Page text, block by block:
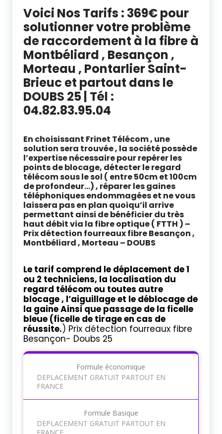
Voici Nos Tarifs : 369€ pour
solutionner votre problème
de raccordement à la fibre à
Montbéliard , Besançon ,
Morteau , Pontarlier Saint-
Brieuc et partout dans le
DOUBS 25 | Tél :
04.82.83.95.04
En choisissant Frinet Télécom , une
solution sera trouvée , la société possède
l’expertise nécessaire pour repérer les
points de blocage, détecter le regard
télécom sous le sol ( entre 50cm et 100cm
de profondeur…) , réparer les gaines
téléphoniques endommagées et ne vous
laissera pas en plan quoiqu’il arrive
permettant ainsi de bénéficier du très
haut débit via la fibre optique ( FTTH ) –
Prix détection fourreaux fibre Besançon ,
Montbéliard , Morteau – DOUBS
Le tarif comprend le déplacement de 1
ou 2 techniciens, la localisation du
regard télécom ou toutes autre
blocage , l’aiguillage et le déblocage de
la gaine Ainsi que passage de la ficelle
bleue (ficelle de tirage en cas de
réussite.) Prix détection fourreaux fibre
Besançon- Doubs 25
Formule économique
DEPLACEMENT GRATUIT PARTOUT EN
FRANCE
Formule Basique
DEPLACEMENT GRATUIT PARTOUT EN